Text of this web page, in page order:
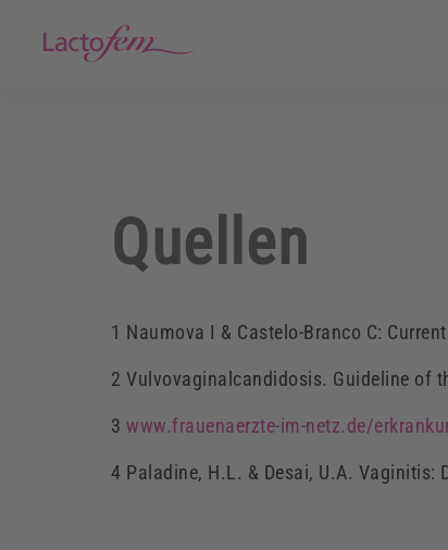
Quellen
1 Naumova I & Castelo-Branco C: Current
2 Vulvovaginalcandidosis. Guideline of
3 www.frauenaerzte-im-netz.de/
4 Paladine, H.L. & Desai, U.A. Vaginitis: